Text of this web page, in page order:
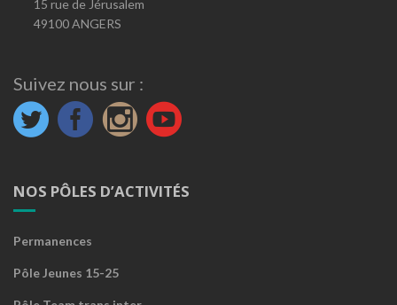
15 rue de Jérusalem
49100 ANGERS
Suivez nous sur :
NOS PÔLES D’ACTIVITÉS
Permanences
Pôle Jeunes 15-25